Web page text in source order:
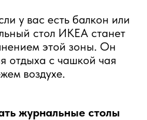
у вас есть балкон или
стол ИКЕА станет
этой зоны. Он
отдыха с чашкой чая
воздухе.
журнальные столы